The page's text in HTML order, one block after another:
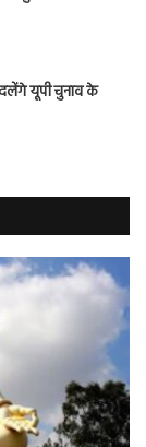
यूपी चुनाव के